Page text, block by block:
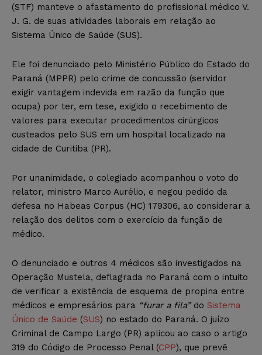
(STF) manteve o afastamento do profissional médico V.
J. G. de suas atividades laborais em relação ao
Sistema Único de Saúde (SUS).
Ele foi denunciado pelo Ministério Público do Estado do
Paraná (MPPR) pelo crime de concussão (servidor
exigir vantagem indevida em razão da função que
ocupa) por ter, em tese, exigido o recebimento de
valores para executar procedimentos cirúrgicos
custeados pelo SUS em um hospital localizado na
cidade de Curitiba (PR).
Por unanimidade, o colegiado acompanhou o voto do
relator, ministro Marco Aurélio, e negou pedido da
defesa no Habeas Corpus (HC) 179306, ao considerar a
relação dos delitos com o exercício da função de
médico.
O denunciado e outros 4 médicos são investigados na
Operação Mustela, deflagrada no Paraná com o intuito
de verificar a existência de esquema de propina entre
médicos e empresários para “furar a fila”do Sistema
Único de Saúde (SUS) no estado do Paraná. O juízo
Criminal de Campo Largo (PR) aplicou ao caso o artigo
319 do Código de Processo Penal (CPP), que prevê